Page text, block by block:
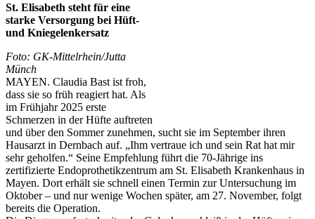
St. Elisabeth steht für eine
starke Versorgung bei Hüft-
und Kniegelenkersatz
Foto: GK-Mittelrhein/Jutta
Münch
MAYEN. Claudia Bast ist froh,
dass sie so früh reagiert hat. Als
im Frühjahr 2025 erste
Schmerzen in der Hüfte auftreten
und über den Sommer zunehmen, sucht sie im September ihren
Hausarzt in Dernbach auf. „Ihm vertraue ich und sein Rat hat mir
sehr geholfen.“ Seine Empfehlung führt die 70-Jährige ins
zertifizierte Endoprothetikzentrum am St. Elisabeth Krankenhaus in
Mayen. Dort erhält sie schnell einen Termin zur Untersuchung im
Oktober – und nur wenige Wochen später, am 27. November, folgt
bereits die Operation.